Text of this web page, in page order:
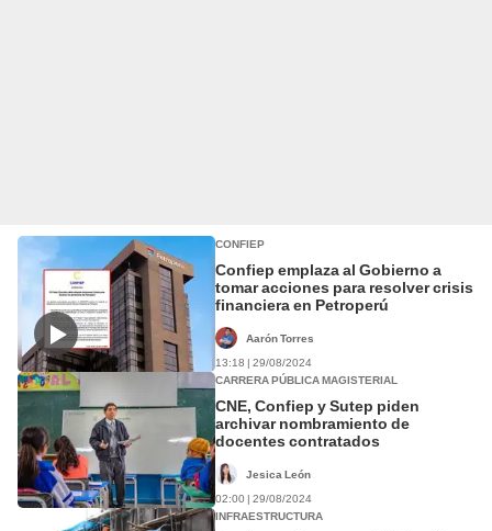
CONFIEP
Confiep emplaza al Gobierno a
tomar acciones para resolver crisis
financiera en Petroperú
Aarón Torres
13:18 | 29/08/2024
CARRERA PÚBLICA MAGISTERIAL
CNE, Confiep y Sutep piden
archivar nombramiento de
docentes contratados
Jesica León
02:00 | 29/08/2024
INFRAESTRUCTURA